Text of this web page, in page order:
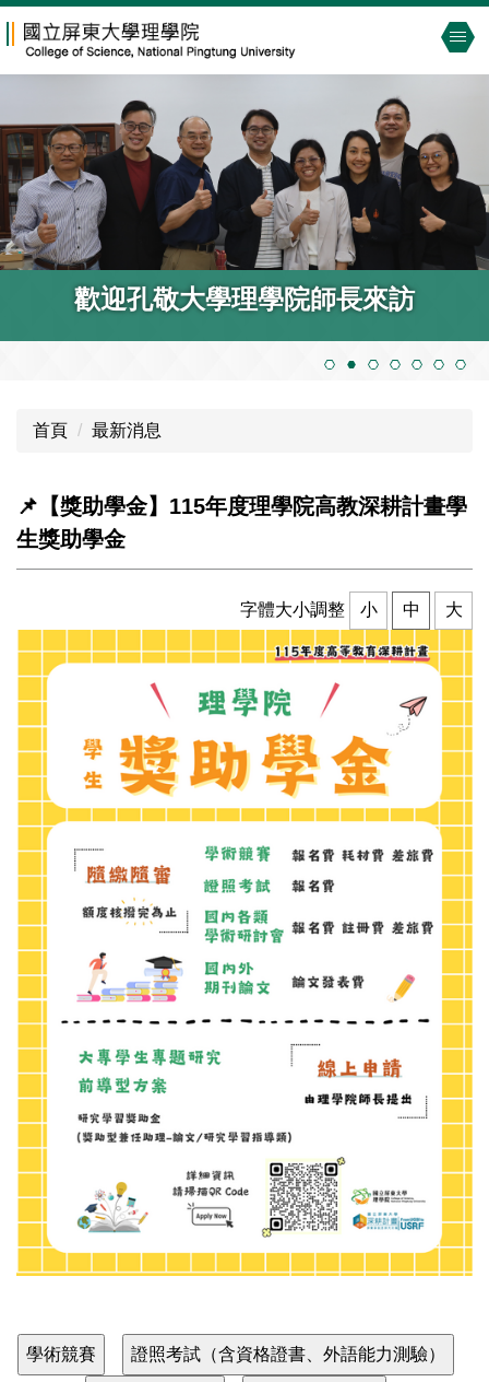
到
內
容
區
歡迎孔敬大學理學院師長來訪
【理學院線上活動】114年度學生學術
論文成果發表會
首頁 最新消息
📌【獎助學金】115年度理學院高教深耕計畫學
生獎助學金
字體大小調整 小 中 大